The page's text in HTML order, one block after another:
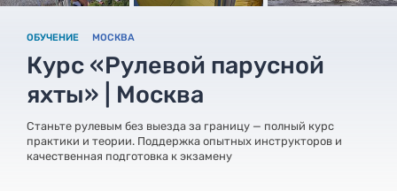
ОБУЧЕНИЕ МОСКВА
Курс «Рулевой парусной
яхты» | Москва
Станьте рулевым без выезда за границу — полный курс
практики и теории. Поддержка опытных инструкторов и
качественная подготовка к экзамену